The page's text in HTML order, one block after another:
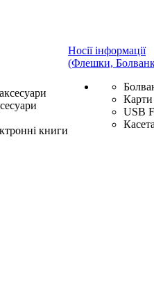
книги
Носії інформації
(Флешки,
Карти
USB